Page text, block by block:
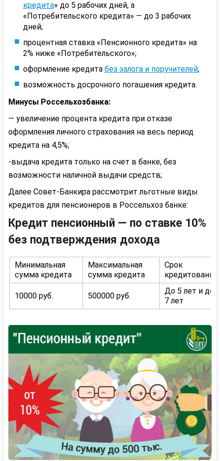
кредита» до 5 рабочих дней, а
«Потребительского кредита» — до 3 рабочих
дней;
процентная ставка «Пенсионного кредита» на
2% ниже «Потребительского»;
оформление кредита без залога и поручителей;
возможность досрочного погашения кредита.
Минусы Россельхозбанка:
— увеличение процента кредита при отказе
оформления личного страхования на весь период
кредита на 4,5%;
-выдача кредита только на счет в банке, без
возможности наличной выдачи средств;
Далее Совет-Банкира рассмотрит льготные виды
кредитов для пенсионеров в Россельхоз банке:
Кредит пенсионный — по ставке 10%
без подтверждения дохода
Минимальная
сумма кредита
Максимальная
сумма кредита
Срок
кредитования
10000 руб. 500000 руб.
До 5 лет и до
7 лет